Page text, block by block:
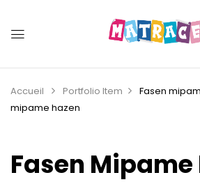
Accueil Portfolio Item Fasen
mipame hazen
Fasen Mipame